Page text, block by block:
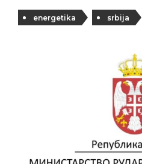
energetika srbija